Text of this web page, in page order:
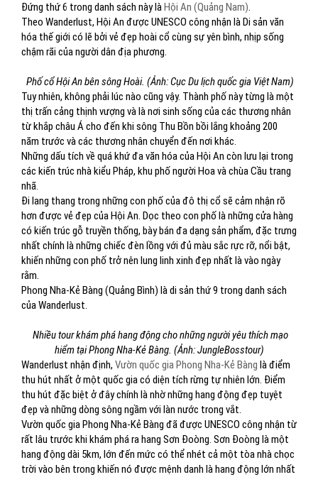
Đứng thứ 6 trong danh sách này làHội An (Quảng Nam).
Theo Wanderlust, Hội An được UNESCO công nhận là Di sản văn
hóa thế giới có lẽ bởi vẻ đẹp hoài cổ cùng sự yên bình, nhịp sống
chậm rãi của người dân địa phương.
Phố cổ Hội An bên sông Hoài. (Ảnh: Cục Du lịch quốc gia Việt Nam)
Tuy nhiên, không phải lúc nào cũng vậy. Thành phố này từng là một
thị trấn cảng thịnh vượng và là nơi sinh sống của các thương nhân
từ khắp châu Á cho đến khi sông Thu Bồn bồi lắng khoảng 200
năm trước và các thương nhân chuyển đến nơi khác.
Những dấu tích về quá khứ đa văn hóa của Hội An còn lưu lại trong
các kiến trúc nhà kiểu Pháp, khu phố người Hoa và chùa Cầu trang
nhã.
Đi lang thang trong những con phố của đô thị cổ sẽ cảm nhận rõ
hơn được vẻ đẹp của Hội An. Dọc theo con phố là những cửa hàng
có kiến trúc gỗ truyền thống, bày bán đa dạng sản phẩm, đặc trưng
nhất chính là những chiếc đèn lồng với đủ màu sắc rực rỡ, nổi bật,
khiến những con phố trở nên lung linh xinh đẹp nhất là vào ngày
rằm.
Phong Nha-Kẻ Bàng (Quảng Bình) là di sản thứ 9 trong danh sách
của Wanderlust.
Nhiều tour khám phá hang động cho những người yêu thích mạo
hiểm tại Phong Nha-Kẻ Bàng. (Ảnh: JungleBosstour)
Wanderlust nhận định, Vườn quốc gia Phong Nha-Kẻ Bàng là điểm
thu hút nhất ở một quốc gia có diện tích rừng tự nhiên lớn. Điểm
thu hút đặc biệt ở đây chính là nhờ những hang động đẹp tuyệt
đẹp và những dòng sông ngầm với làn nước trong vắt.
Vườn quốc gia Phong Nha-Kẻ Bàng đã được UNESCO công nhận từ
rất lâu trước khi khám phá ra hang Sơn Đoòng. Sơn Đoòng là một
hang động dài 5km, lớn đến mức có thể nhét cả một tòa nhà chọc
trời vào bên trong khiến nó được mệnh danh là hang động lớn nhất